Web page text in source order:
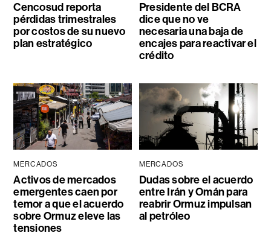
Cencosud reporta
pérdidas trimestrales
por costos de su nuevo
plan estratégico
Presidente del BCRA
dice que no ve
necesaria una baja de
encajes para reactivar el
crédito
MERCADOS
Activos de mercados
emergentes caen por
temor a que el acuerdo
sobre Ormuz eleve las
tensiones
MERCADOS
Dudas sobre el acuerdo
entre Irán y Omán para
reabrir Ormuz impulsan
al petróleo